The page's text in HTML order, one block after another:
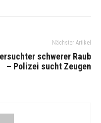
Nächster Artikel
schwerer Raub
– Polizei sucht Zeugen